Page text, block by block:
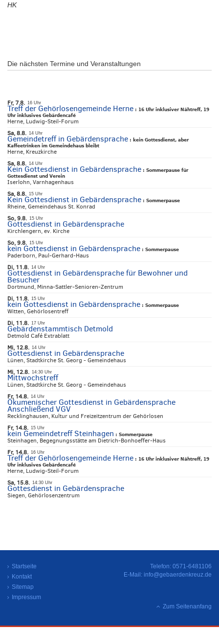
HK
Die nächsten Termine und Veranstaltungen
Fr, 7.8. 16 Uhr
Treff der Gehörlosengemeinde Herne : 16 Uhr inklusiver Nähtreff, 19
Uhr inklusives Gebärdencafé
Herne, Ludwig-Steil-Forum
Sa, 8.8. 14 Uhr
Gemeindetreff in Gebärdensprache : kein Gottesdienst, aber
Kaffeetrinken im Gemeindehaus bleibt
Herne, Kreuzkirche
Sa, 8.8. 14 Uhr
Kein Gottesdienst in Gebärdensprache : Sommerpause für
Gottesdienst und Verein
Iserlohn, Varnhagenhaus
Sa, 8.8. 15 Uhr
Kein Gottesdienst in Gebärdensprache : Sommerpause
Rheine, Gemeindehaus St. Konrad
So, 9.8. 15 Uhr
Gottesdienst in Gebärdensprache
Kirchlengern, ev. Kirche
So, 9.8. 15 Uhr
kein Gottesdienst in Gebärdensprache : Sommerpause
Paderborn, Paul-Gerhard-Haus
Di, 11.8. 14 Uhr
Gottesdienst in Gebärdensprache für Bewohner und
Besucher
Dortmund, Minna-Sattler-Senioren-Zentrum
Di, 11.8. 15 Uhr
kein Gottesdienst in Gebärdensprache : Sommerpause
Witten, Gehörlosentreff
Di, 11.8. 17 Uhr
Gebärdenstammtisch Detmold
Detmold Café Extrablatt
Mi, 12.8. 14 Uhr
Gottesdienst in Gebärdensprache
Lünen, Stadtkirche St. Georg - Gemeindehaus
Mi, 12.8. 14:30 Uhr
Mittwochstreff
Lünen, Stadtkirche St. Georg - Gemeindehaus
Fr, 14.8. 14 Uhr
Ökumenischer Gottesdienst in Gebärdensprache
Anschließend VGV
Recklinghausen, Kultur und Freizeitzentrum der Gehörlosen
Fr, 14.8. 15 Uhr
kein Gemeindetreff Steinhagen : Sommerpause
Steinhagen, Begegnungsstätte am Dietrich-Bonhoeffer-Haus
Fr, 14.8. 16 Uhr
Treff der Gehörlosengemeinde Herne : 16 Uhr inklusiver Nähtreff, 19
Uhr inklusives Gebärdencafé
Herne, Ludwig-Steil-Forum
Sa, 15.8. 14:30 Uhr
Gottesdienst in Gebärdensprache
Siegen, Gehörlosenzentrum
Startseite
Kontakt
Sitemap
Impressum
Telefon: 0571-6481106
E-Mail: info@gebaerdenkreuz.de
Zum Seitenanfang